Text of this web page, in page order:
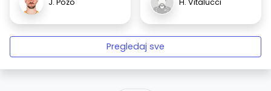
J. Pozo H. Vitalucci
Pregledaj sve